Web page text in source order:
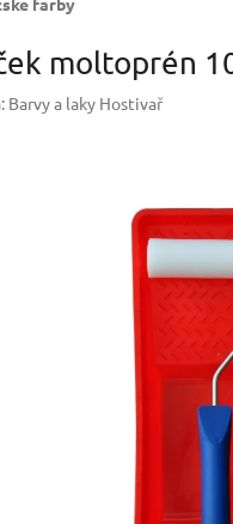
moltoprén
Barvy a laky Hostivař